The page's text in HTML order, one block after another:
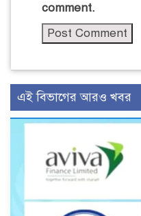
comment.
এই বিভাগের আরও খবর